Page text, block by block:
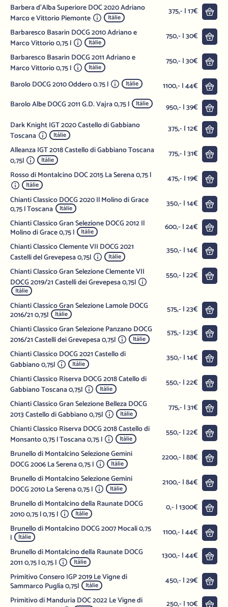
Barbera d'Alba Superiore DOC 2020 Adriano
Marco e Vittorio Piemonte
Itálie
375,- | 17€
Barbaresco Basarin DOCG 2010 Adriano e
Marco Vittorio 0,75 l
Itálie
750,- | 30€
Barbaresco Basarin DOCG 2011 Adriano e
Marco Vittorio 0,75 l
Itálie
750,- | 30€
Barolo DOCG 2010 Oddero 0.75 l Itálie 1100,- | 44€
Barolo Albe DOCG 2011 G.D. Vajra 0,75 l Itálie 950,- | 39€
Dark Knight IGT 2020 Castello di Gabbiano
Toscana
Itálie
375,- | 12€
Alleanza IGT 2018 Castello di Gabbiano Toscana
0,75l
Itálie
775,- | 31€
Rosso di Montalcino DOC 2015 La Serena 0,75 l
Itálie
475,- | 19€
Chianti Classico DOCG 2020 Il Molino di Grace
0,75 l Toscana Itálie 350,- | 14€
Chianti Classico Gran Selezione DOCG 2012 Il
Molino di Grace 0,75 l Itálie 600,- | 24€
Chianti Classico Clemente VII DOCG 2021
Castelli del Grevepesa 0,75l
Itálie
350,- | 14€
Chianti Classico Gran Selezione Clemente VII
DOCG 2019/21 Castelli dei Grevepesa 0,75l
Itálie
550,- | 22€
Chianti Classico Gran Selezione Lamole DOCG
2016/21 0,75l Itálie 575,- | 23€
Chianti Classico Gran Selezione Panzano DOCG
2016/21 Castelli dei Grevepesa 0,75l
Itálie
575,- | 23€
Chianti Classico DOCG 2021 Castello di
Gabbiano 0,75l
Itálie
350,- | 14€
Chianti Classico Riserva DOCG 2018 Catello di
Gabbiano Toscana 0,75l
Itálie
550,- | 22€
Chianti Classico Gran Selezione Belleza DOCG
2013 Castello di Gabbiano 0,75l
Itálie
775,- | 31€
Chianti Classico Riserva DOCG 2018 Castello di
Monsanto 0,75 l Toscana 0,75 l
Itálie
550,- | 22€
Brunello di Montalcino Selezione Gemini
DOCG 2006 La Serena 0,75 l
Itálie
2200,- | 88€
Brunello di Montalcino Selezione Gemini
DOCG 2010 La Serena 0,75 l
Itálie
2100,- | 84€
Brunello di Montalcino della Raunate DOCG
2010 0,75 l 0,75 l
Itálie
0,- | 1300€
Brunello di Montalcino DOCG 2007 Mocali 0,75
l Itálie 1100,- | 44€
Brunello di Montalcino della Raunate DOCG
2011 0,75 l 0,75 l
Itálie
1300,- | 44€
Primitivo Consero IGP 2019 Le Vigne di
Sammarco Puglia 0,75l Itálie 450,- | 29€
Primitivo di Manduria DOC 2022 Le Vigne di
250,- | 10€